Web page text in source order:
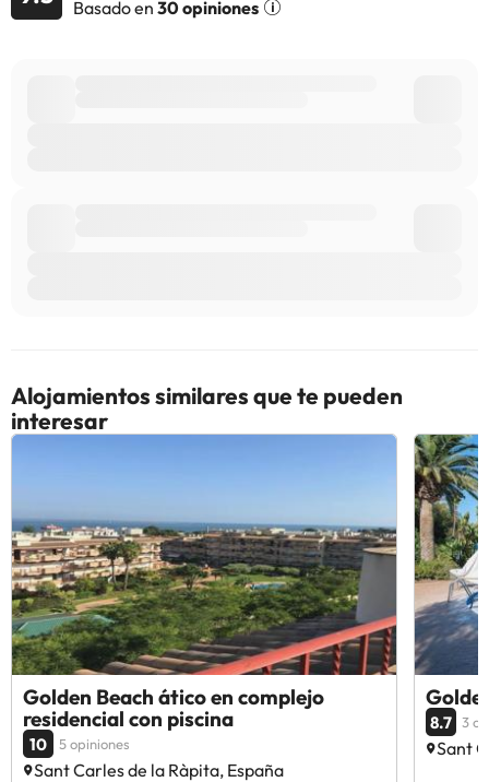
información de esta ficha está sujeta a cambios por parte del
Basado en 30 opiniones
Alojamientos similares que te pueden
interesar
Golden Beach ático en complejo
residencial con piscina
10 5 opiniones
Sant Carles de la Ràpita, España
8.7 3
Sant